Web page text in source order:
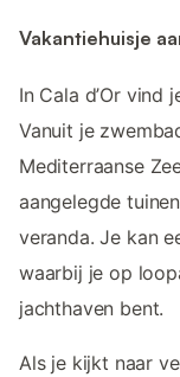
Vakantiehuisje
In Cala d’Or vind
Vanuit je
Mediterraanse
aangelegde
veranda. Je kan
waarbij je op
jachthaven bent.
Als je kijkt naar